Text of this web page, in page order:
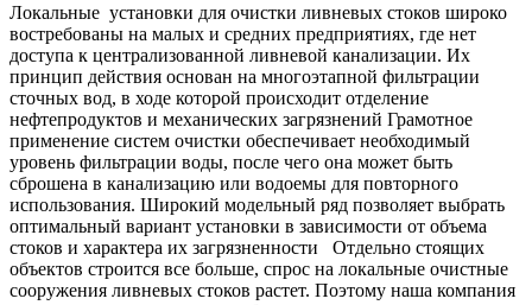
Локальные установки для очистки ливневых стоков широко
востребованы на малых и средних предприятиях, где нет
доступа к централизованной ливневой канализации. Их
принцип действия основан на многоэтапной фильтрации
сточных вод, в ходе которой происходит отделение
нефтепродуктов и механических загрязнений Грамотное
применение систем очистки обеспечивает необходимый
уровень фильтрации воды, после чего она может быть
сброшена в канализацию или водоемы для повторного
использования. Широкий модельный ряд позволяет выбрать
оптимальный вариант установки в зависимости от объема
стоков и характера их загрязненности Отдельно стоящих
объектов строится все больше, спрос на локальные очистные
сооружения ливневых стоков растет. Поэтому наша компания